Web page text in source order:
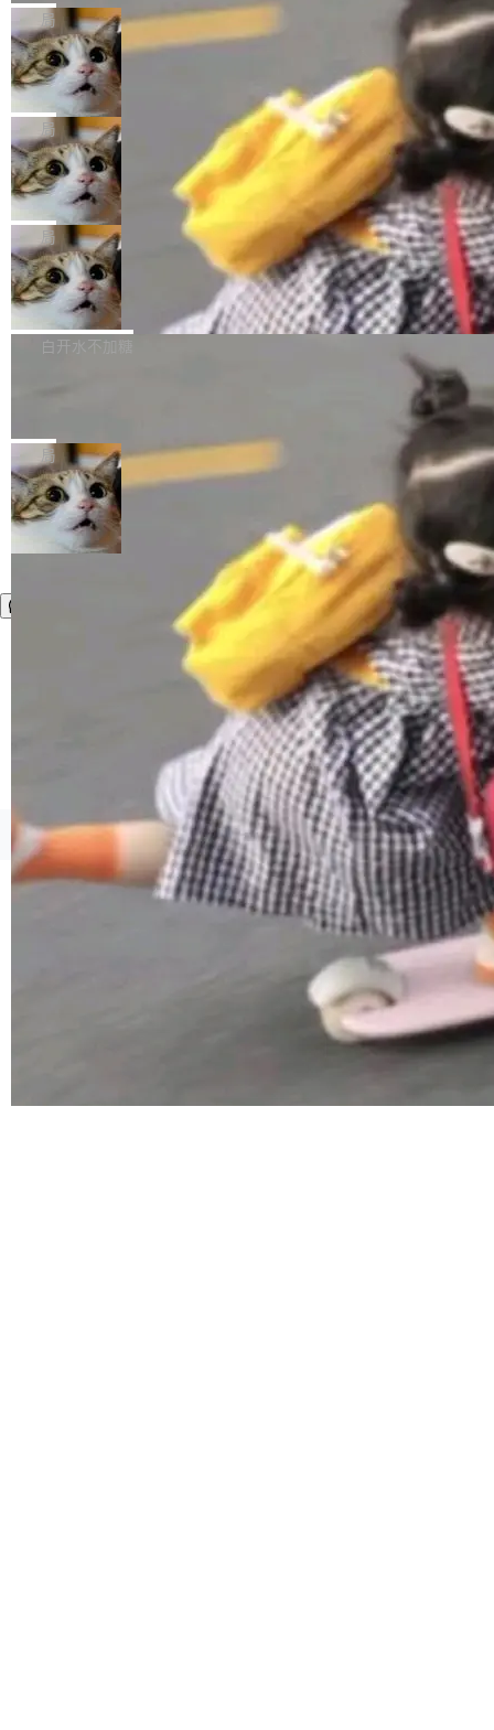
“启蒙老师”。 而今年，恰好是雷霄骅离世十周
年。FFmpeg 社区最终选择用一个大版本的名
字，留下了这份纪念。 雷霄骅曾是中国传媒大学
数字电视技术方向的博士生，长期从事视频、音
频技...
编写程序，目标是完成电商平台作者信息与商品
列表的数据匹配 —— 一项常规的数据处理任
务，最终却产生了 180 万美元的账单，实际支出
超出原定预算 860%。 更令人意外的是，该项目
最终并未成功落地，而高额算力消耗持续运行长
达 5 个月，公司直到财务对账时才察觉异常。这
意味着一个无人看管的 AI 程序，在近半年时间
里日夜不停地"烧钱"。 复盘显示，...
e CEO Clément Delangue 在 CNBC 的采访里
没有拐弯抹角。他说中国正在赢得 AI 竞赛，而
且按目前的速度，中国 AI 工具预计在今年底或
2027 年就能追上美国前沿实验室的水平。 Dela
ngue 把原因归结为一件事：开放协作。中国的
AI 开发者在一个共享和协作的生态里加速迭代，
而美国模型厂商在"闭门造车"。他的原话是 "buil
ding in silos"——各自为战，互不通气。 这个判
断从他嘴里说出来分量不同。Hugging Face 是
全球最大的开源 AI 平台，上面跑着上百万个模
型。谁在开源赛道上领先，...
局
当 AI agent 把源码变成了最好的扩展系
统，开发者工具必须开源
五年前，David Crawshaw 问过很多软件工程师
一个问题：你写过什么给自己用的程序？答案几
乎都是没有。工程师们整天用别人写的程序写程
序给别人用。偶尔有人自己写个博客系统、智能
家居控制、家庭实验室，都算稀奇事。 Crawsh
aw 是 Shelley 的作者，一个开源 AI coding age
nt。他最近在博客上写了一篇文章，核心论点很
简单：开发者工具必须开源。 理由不是传统的自
由软件情怀，而是一个跟 AI agent 直接相关的
技术判断。 两行 prompt 就能个性化任何软件 C
局
DeepSeek Harness 宣布内测邀请，全
网最大规模开源 Agent 路演现场诞生
一条内测招募帖，发出去的时候大概没人想到它
会变成一场开源 Agent 生态的路演。 8月1日，
DeepSeek Harness 团队负责人崔添翼（tiany
i）在 X 上发帖： 「如果你是 Agent Harness 相
关开源项目的开发者，希望参加 DeepSeek Har
ness 的内测，可以回复或私信联系我。请附上
Harness 负责把能力落到真实环境中——调用工
具、读写文件、管理上下文、处理错误、完成闭
环。崔添翼招人的标...
局
商汤 SenseNova U1.5-Lite-Preview
开源
商汤科技宣布面向社区开源轻量级统一多模态模
型的预览版本 SenseNova U1.5-Lite-Preview。
理解、推理、生成与编辑，还仅以 8B-MoT 的轻
量大小，将能力推进到4K、更精细的真实质感、
更复杂的视觉控制和可持续迭代编辑。 相比 U
1，U1.5-Lite-Preview 在以下方向上带来了显著
提升： 原生支持4K图像生成； 更精细的局部纹
理、细节与真实世界质感； 更准确的中英文文字
生成与复杂版式组织； 更稳定的图...
白开水不加糖
nap。这次是 hwctl——一个用来检查 Ubuntu
硬件认证状态的命令行工具。 Canonical 工程师
Alan Griffiths 在邮件列表中说得很直白：「hwc
tl 是一个 Ubuntu 专有的包，它和它的依赖项都
是 Ubuntu 专有的，不会用在其他发行版上。」
所以 deb 版本的受众实际上为零。既然只有 Ub
untu 用户在用，那用 snap 打包就没什么可纠结
的。 从 deb 到 snap 的迁移路径 hwctl 是 rust-
hwlib 硬件 API 库的一部分，命令行工具负责查
询 Ubuntu 的硬件认证数据库。...
局
©OSCHINA(OSChina.NET) 京ICP备2025119063号